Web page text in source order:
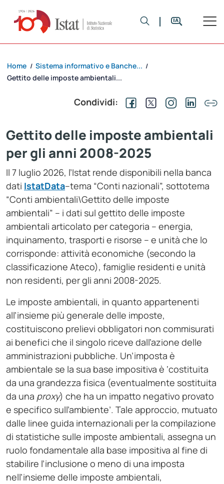
Home / Sistema informativo e Banche... /
Gettito delle imposte ambientali...
Condividi:
Gettito delle imposte ambientali
per gli anni 2008-2025
Il 7 luglio 2026, l’Istat rende disponibili nella banca
dati IstatData–tema “Conti nazionali”, sottotema
“Conti ambientali\Gettito delle imposte
ambientali” – i dati sul gettito delle imposte
ambientali articolato per categoria – energia,
inquinamento, trasporti e risorse – e unità che lo
corrisponde: attività economiche (secondo la
classificazione Ateco), famiglie residenti e unità
non residenti, per gli anni 2008-2025.
Le imposte ambientali, in quanto appartenenti
all’insieme più generale delle imposte,
costituiscono prelievi obbligatori non commisurati
ai benefici che il singolo riceve dall’azione delle
amministrazioni pubbliche. Un’imposta è
ambientale se la sua base impositiva è ‘costituita
da una grandezza fisica (eventualmente sostituita
da una proxy) che ha un impatto negativo provato
e specifico sull’ambiente’. Tale approccio, mutuato
dalle linee guida internazionali per la compilazione
di statistiche sulle imposte ambientali, assegna un
ruolo fondamentale alla base impositiva al fine di
stabilire l’inclusione o meno di una imposta
nell’insieme delle imposte ambientali,